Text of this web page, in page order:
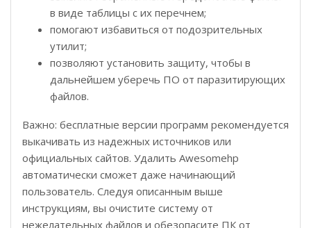
в виде таблицы с их перечнем;
помогают избавиться от подозрительных
утилит;
позволяют установить защиту, чтобы в
дальнейшем уберечь ПО от паразитирующих
файлов.
Важно: бесплатные версии программ рекомендуется
выкачивать из надежных источников или
официальных сайтов. Удалить Awesomehp
автоматически сможет даже начинающий
пользователь. Следуя описанным выше
инструкциям, вы очистите систему от
нежелательных файлов и обезопасите ПК от